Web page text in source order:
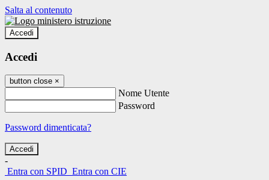
Salta al contenuto
Accedi
Accedi
button close ×
Nome Utente
Password
Password dimenticata?
-
Entra con SPID Entra con CIE